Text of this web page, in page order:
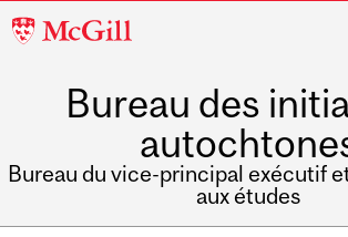
McGill
Bureau des
Bureau du vice-principal exécutif
aux études